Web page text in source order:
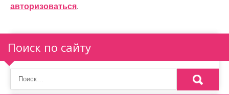
и
я
п
о
з
авторизоваться.
Поиск по сайту